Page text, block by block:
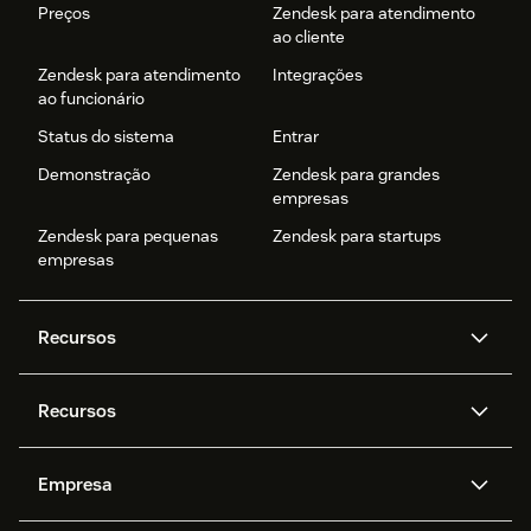
Preços
Zendesk para atendimento
ao cliente
Zendesk para atendimento
ao funcionário
Integrações
Status do sistema
Entrar
Demonstração
Zendesk para grandes
empresas
Zendesk para pequenas
empresas
Zendesk para startups
Recursos
Zendesk AI
Mensagens e chat em tempo
real
Privacidade e proteção de
Recursos
API e desenvolvedores
Empresa